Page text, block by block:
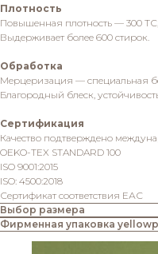
Плотность
Повышенная плотность — 300 ТС,
Выдерживает более 600 стирок.
Обработка
Мерцеризация — специальная
Благородный блеск,
Сертификация
Качество подтверждено
OEKO-TEX STANDARD 100
ISO 9001:2015
ISO: 4500:2018
Сертификат соответствия ЕАС
Выбор размера
Фирменная упаковка